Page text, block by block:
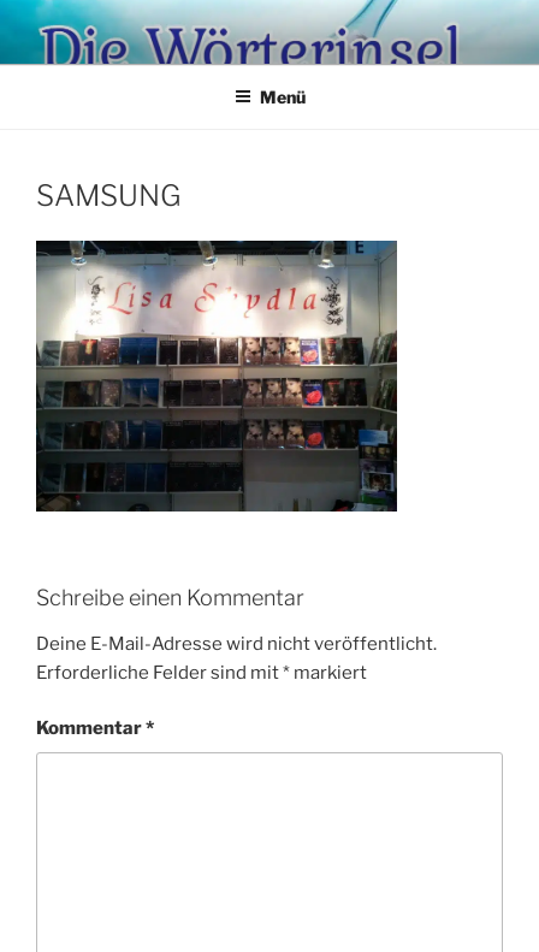
Zum
Inhalt
springen
Menü
SAMSUNG
Schreibe einen Kommentar
Deine E-Mail-Adresse wird nicht veröffentlicht.
Erforderliche Felder sind mit* markiert
Kommentar*